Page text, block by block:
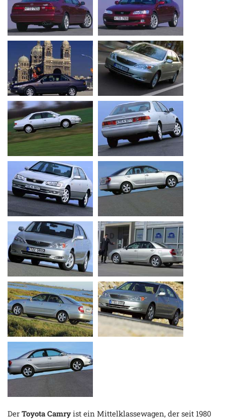
Der Toyota Camryist ein Mittelklassewagen, der seit 1980